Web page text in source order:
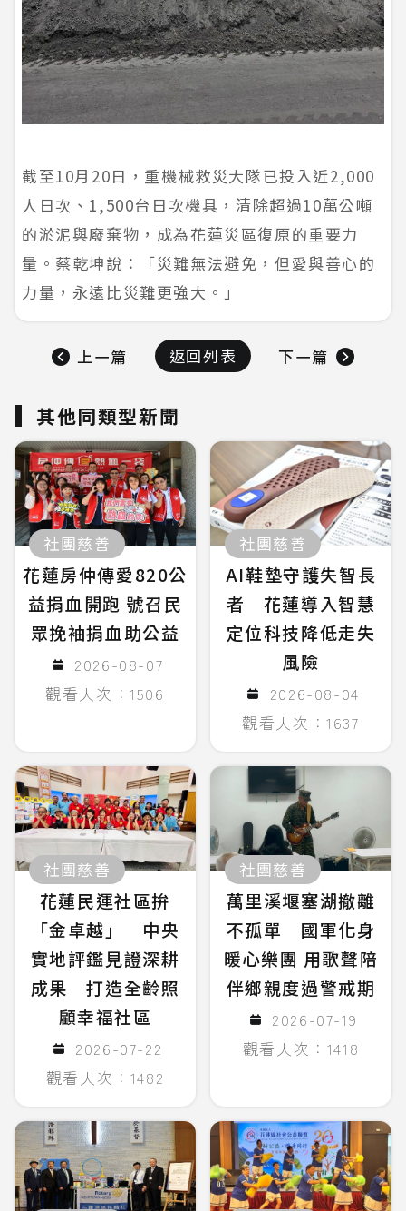
截至10月20日，重機械救災大隊已投入近2,000
人日次、1,500台日次機具，清除超過10萬公噸
的淤泥與廢棄物，成為花蓮災區復原的重要力
量。蔡乾坤說：「災難無法避免，但愛與善心的
力量，永遠比災難更強大。」
上一篇 返回列表 下一篇
其他同類型新聞
社團慈善
花蓮房仲傳愛820公
益捐血開跑 號召民
眾挽袖捐血助公益
2026-08-07
觀看人次：1506
社團慈善
AI鞋墊守護失智長
者 花蓮導入智慧
定位科技降低走失
風險
2026-08-04
觀看人次：1637
社團慈善
花蓮民運社區拚
「金卓越」 中央
實地評鑑見證深耕
成果 打造全齡照
顧幸福社區
2026-07-22
觀看人次：1482
社團慈善
萬里溪堰塞湖撤離
不孤單 國軍化身
暖心樂團 用歌聲陪
伴鄉親度過警戒期
2026-07-19
觀看人次：1418